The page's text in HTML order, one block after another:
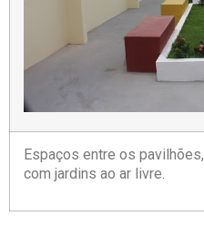
Espaços entre os pavilhões,
com jardins ao ar livre.